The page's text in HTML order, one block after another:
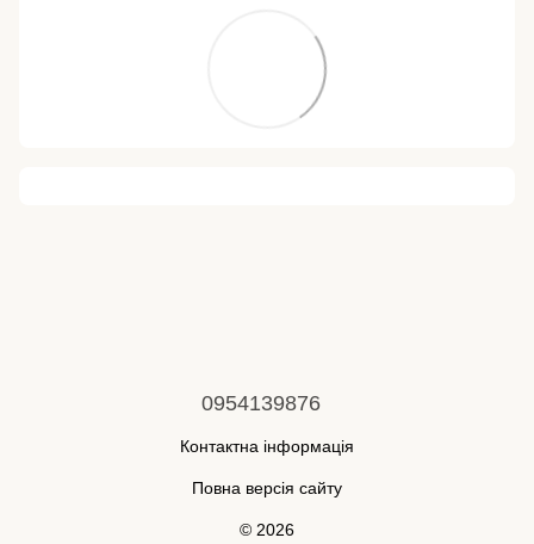
0954139876
Контактна інформація
Повна версія сайту
© 2026